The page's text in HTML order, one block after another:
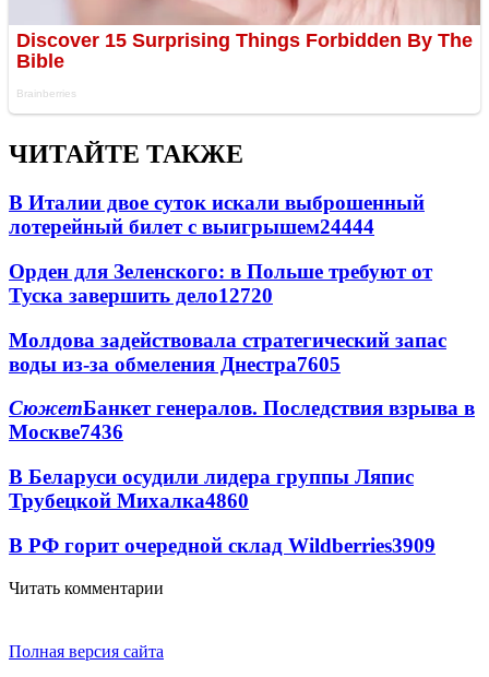
ЧИТАЙТЕ ТАКЖЕ
В Италии двое суток искали выброшенный
лотерейный билет с выигрышем24444
Орден для Зеленского: в Польше требуют от
Туска завершить дело12720
Молдова задействовала стратегический запас
воды из-за обмеления Днестра7605
СюжетБанкет генералов. Последствия взрыва в
Москве7436
В Беларуси осудили лидера группы Ляпис
Трубецкой Михалка4860
В РФ горит очередной склад Wildberries3909
Читать комментарии
Полная версия сайта